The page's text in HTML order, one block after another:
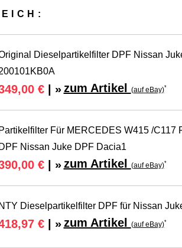
Dieselpartikelfilter DPF Nissan
€| » zum Artikel (auf eBay)*
Partikelfilter Für MERCEDES W415 /C117
DPF Nissan Juke DPF Dacia1
€| » zum Artikel (auf eBay)*
NTY Dieselpartikelfilter DPF für Nissan
€| » zum Artikel (auf eBay)*